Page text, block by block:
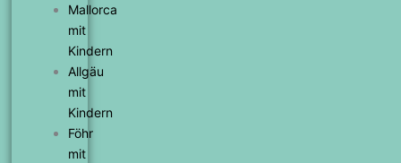
Mallorca
mit
Kindern
Allgäu
mit
Kindern
Föhr
mit